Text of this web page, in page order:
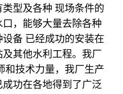
型及各种 现场条件的
，能够大量去除各种
备 已经成功的安装在
其他水利工程。我厂
和技术力量，我厂生产
功在各地得到了广泛